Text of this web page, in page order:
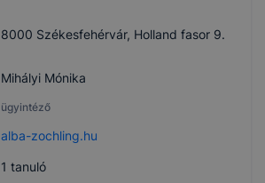
8000 Székesfehérvár, Holland fasor 9.
Mihályi Mónika
ügyintéző
alba-zochling.hu
1 tanuló